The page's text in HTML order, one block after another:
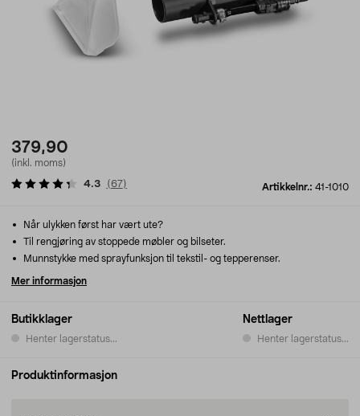
379,90
(inkl. moms)
Artikkelnr.: 41-1010
4.3 (67)
Butikklager
Henter lagerstatus...
Nettlager
Henter lagerstatus...
Når ulykken først har vært ute?
Til rengjøring av stoppede møbler og bilseter.
Munnstykke med sprayfunksjon til tekstil- og tepperenser.
Mer informasjon
Produktinformasjon